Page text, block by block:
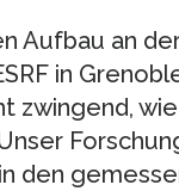
Aufbau an
in
zwingend,
den